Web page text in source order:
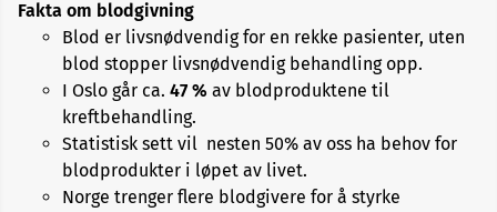
Fakta om blodgivning
Blod er livsnødvendig for en rekke pasienter, uten
blod stopper livsnødvendig behandling opp.
I Oslo går ca. 47 % av blodproduktene til
kreftbehandling.
Statistisk sett vil nesten 50% av oss ha behov for
blodprodukter i løpet av livet.
Norge trenger flere blodgivere for å styrke